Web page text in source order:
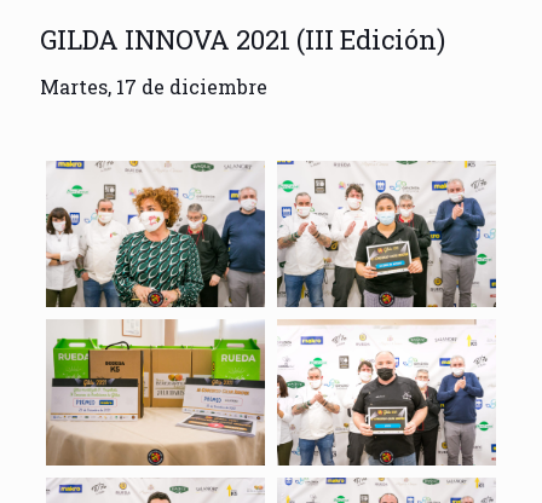
GILDA INNOVA 2021 (III Edición)
Martes, 17 de diciembre